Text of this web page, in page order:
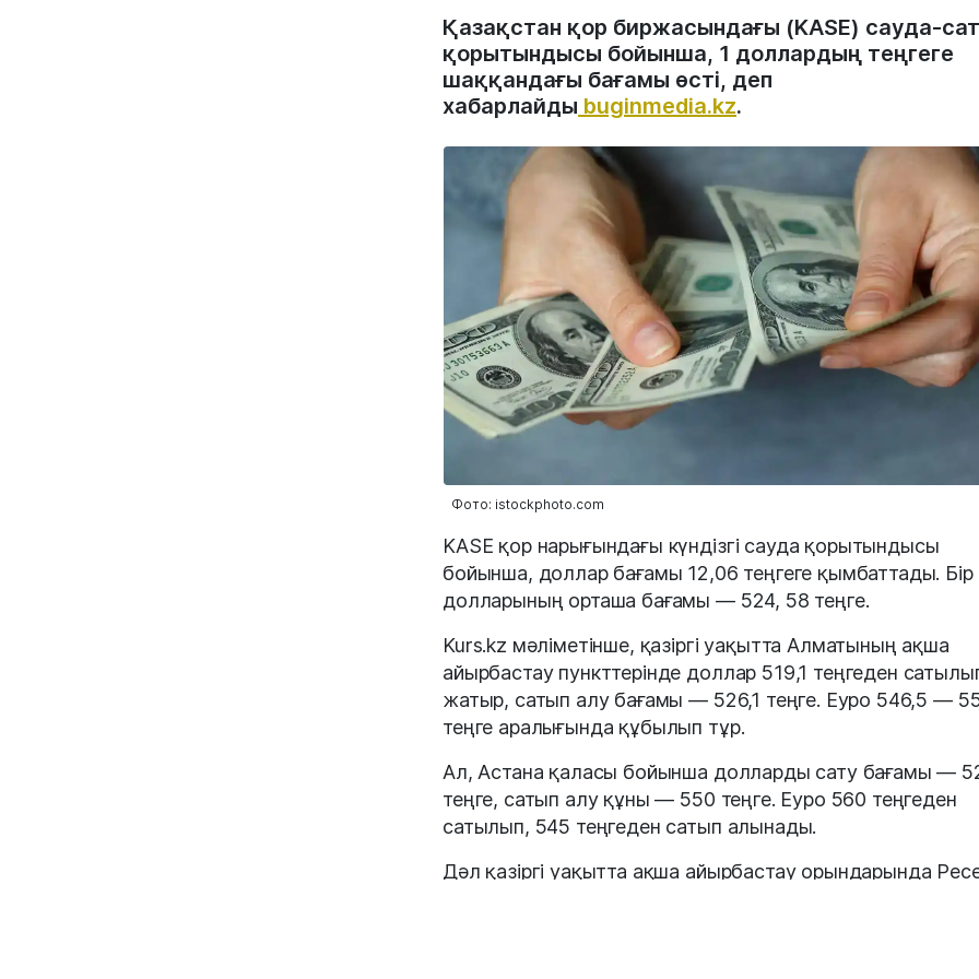
Қазақстан қор биржасындағы (KASE) сауда-
қорытындысы бойынша, 1 доллардың теңгеге
шаққандағы бағамы өсті, деп
хабарлайды buginmedia.kz.
Фото: istockphoto.com
KASE қор нарығындағы күндізгі сауда қорытындысы
бойынша, доллар бағамы 12,06 теңгеге қымбаттады.
долларының орташа бағамы — 524, 58 теңге.
Kurs.kz мәліметінше, қазіргі уақытта Алматының ақша
айырбастау пункттерінде доллар 519,1 теңгеден
жатыр, сатып алу бағамы — 526,1 теңге. Еуро 546,5 —
теңге аралығында құбылып тұр.
Ал, Астана қаласы бойынша долларды сату бағамы —
теңге, сатып алу құны — 550 теңге. Еуро 560 теңгеден
сатылып, 545 теңгеден сатып алынады.
Дәл қазіргі уақытта ақша айырбастау орындарында